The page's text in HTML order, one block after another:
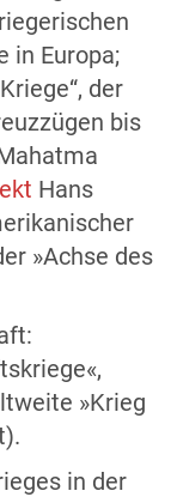
in Europa;
der
bis
Hans
»Achse des
»Krieg
in der